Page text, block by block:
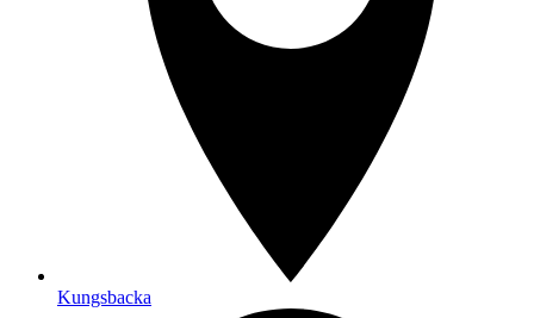
Kungsbacka